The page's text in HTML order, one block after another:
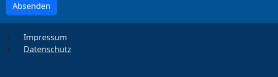
Absenden
Impressum
Datenschutz